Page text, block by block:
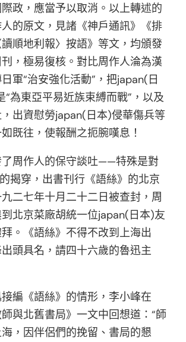
政，應當予以取消。以上轉述的
的原文，見諸《神戶通訊》《排
順地利報〉按語》等文，均頒發
，極易復核。對比周作人淪為漢
軍“治安強化活動”，把japan(日
“為東亞平易近族束縛而戰”，以及
出資慰勞japan(日本)侵華傷兵等
既往，使報酬之扼腕嘆息！
了周作人的保守談吐——特殊是對
揭穿，出書刊行《語絲》的北京
二七年十月二十二日被查封，周
北京菜廠胡統一位japan(日本)友
。《語絲》不得不改到上海出
頭具名，請四十六歲的魯迅主
編《語絲》的情形，李小峰在
師與北舊書局》一文中回想道：“師
，因伴侶們的挽留、書局的懇